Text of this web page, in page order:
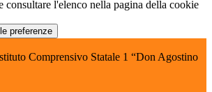
consultare l'elenco nella pagina della cookie
preferenze
Comprensivo Statale 1 “Don Agostino